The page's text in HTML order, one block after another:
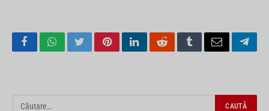
FacebookWhatsApp
TwitterPinterestLinkedInRedditTumblrEmail